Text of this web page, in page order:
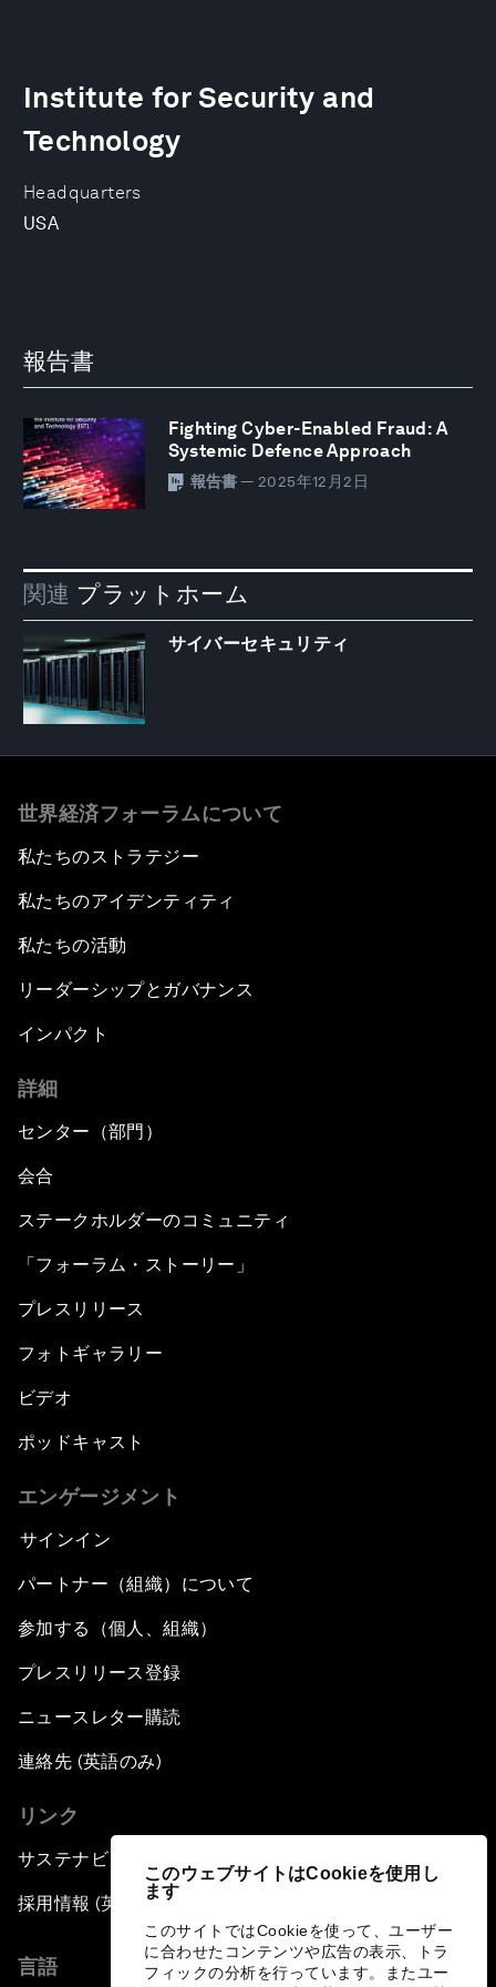
このウェブサイトはCookieを使用し
ます
このサイトではCookieを使って、ユーザー
に合わせたコンテンツや広告の表示、トラ
フィックの分析を行っています。またユー
Headquarters
USA
Institute for Security and
Technology
報告書
Fighting Cyber-Enabled Fraud: A
Systemic Defence Approach
報告書 — 2025年12月2日
関連 プラットホーム
サイバーセキュリティ
世界経済フォーラムについて
私たちのストラテジー
私たちのアイデンティティ
私たちの活動
リーダーシップとガバナンス
インパクト
詳細
センター（部門）
会合
ステークホルダーのコミュニティ
「フォーラム・ストーリー」
プレスリリース
フォトギャラリー
ビデオ
ポッドキャスト
エンゲージメント
サインイン
パートナー（組織）について
参加する（個人、組織）
プレスリリース登録
ニュースレター購読
連絡先 (英語のみ)
リンク
サステナビリティへの取り組み
採用情報 (英語のみ)
言語